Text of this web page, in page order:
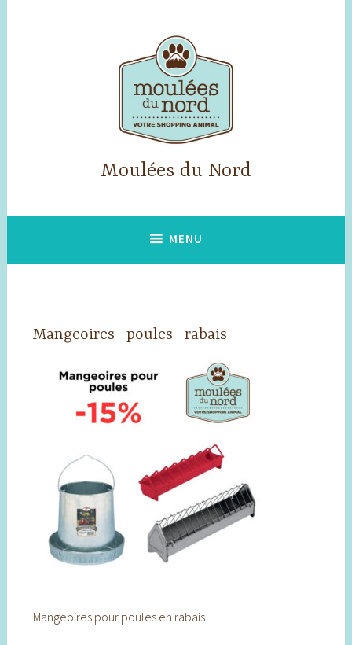
Moulées du Nord
MENU
Mangeoires_poules_rabais
Mangeoires pour poules en rabais